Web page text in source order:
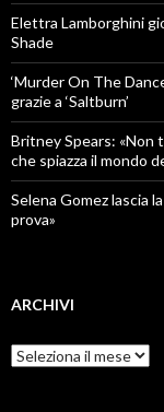
Elettra Lamborghini
Shade
‘Murder On The
grazie a ‘Saltburn’
Britney Spears: «Non
che spiazza il mondo
Selena Gomez lascia
prova»
ARCHIVI
Archivi